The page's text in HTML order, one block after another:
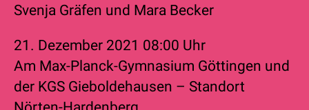
Svenja Gräfen und Mara Becker
21. Dezember 2021 08:00 Uhr
Am Max-Planck-Gymnasium Göttingen und
der KGS Gieboldehausen – Standort